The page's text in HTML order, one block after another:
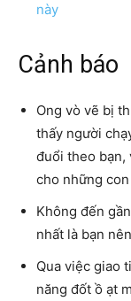
này
Cảnh báo
Ong vò vẽ bị
thấy người
đuổi theo bạn,
cho những
Không đến
nhất là bạn
Qua việc giao
năng đốt ồ ạt